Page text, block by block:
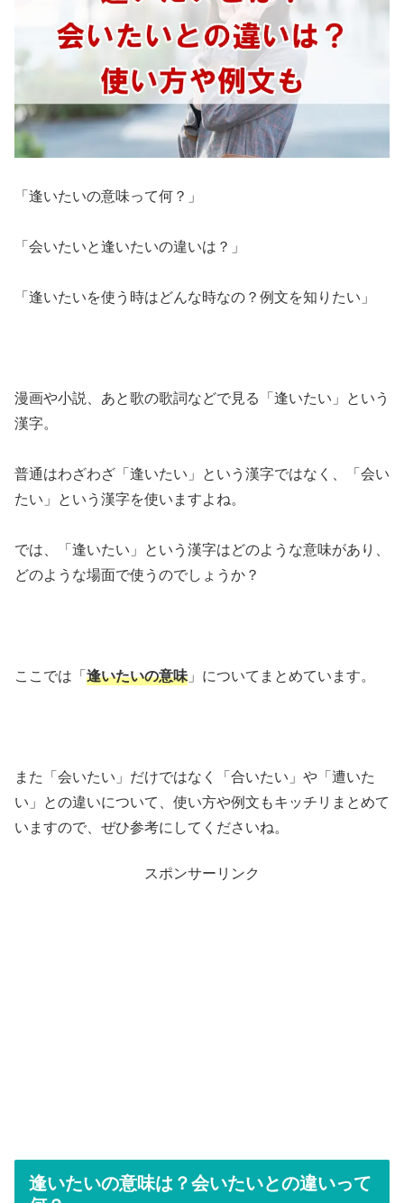
「逢いたいの意味って何？」
「会いたいと逢いたいの違いは？」
「逢いたいを使う時はどんな時なの？例文を知りたい」
漫画や小説、あと歌の歌詞などで見る「逢いたい」という
漢字。
普通はわざわざ「逢いたい」という漢字ではなく、「会い
たい」という漢字を使いますよね。
では、「逢いたい」という漢字はどのような意味があり、
どのような場面で使うのでしょうか？
ここでは「逢いたいの意味」についてまとめています。
また「会いたい」だけではなく「合いたい」や「遭いた
い」との違いについて、使い方や例文もキッチリまとめて
いますので、ぜひ参考にしてくださいね。
スポンサーリンク
逢いたいの意味は？会いたいとの違いって